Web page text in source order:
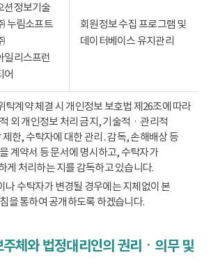
션정보기술
누림소프트
일리스프런
어
회원정보 수집 프로그램 및
데이터베이스 유지관리
계약 체결 시 개인정보 보호법 제26조에 따라
외 개인정보 처리 금지, 기술적ㆍ관리적
한, 수탁자에 대한 관리․감독, 손해배상 등
계약서 등 문서에 명시하고, 수탁자가
게 처리하는 지를 감독하고 있습니다.
수탁자가 변경될 경우에는 지체없이 본
을 통하여 공개하도록 하겠습니다.
체와 법정대리인의 권리ㆍ의무 및